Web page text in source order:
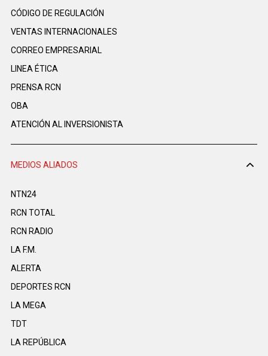
CÓDIGO DE REGULACIÓN
VENTAS INTERNACIONALES
CORREO EMPRESARIAL
LINEA ÉTICA
PRENSA RCN
OBA
ATENCIÓN AL INVERSIONISTA
MEDIOS ALIADOS
NTN24
RCN TOTAL
RCN RADIO
LA F.M.
ALERTA
DEPORTES RCN
LA MEGA
TDT
LA REPÚBLICA